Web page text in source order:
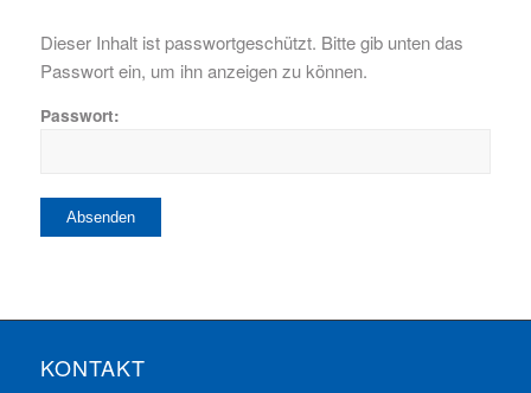
Dieser Inhalt ist passwortgeschützt. Bitte gib unten das
Passwort ein, um ihn anzeigen zu können.
Passwort:
KONTAKT